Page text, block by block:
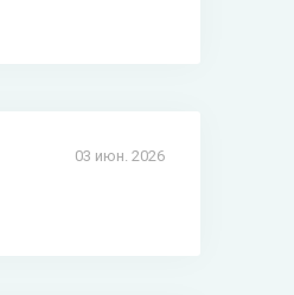
03 июн. 2026